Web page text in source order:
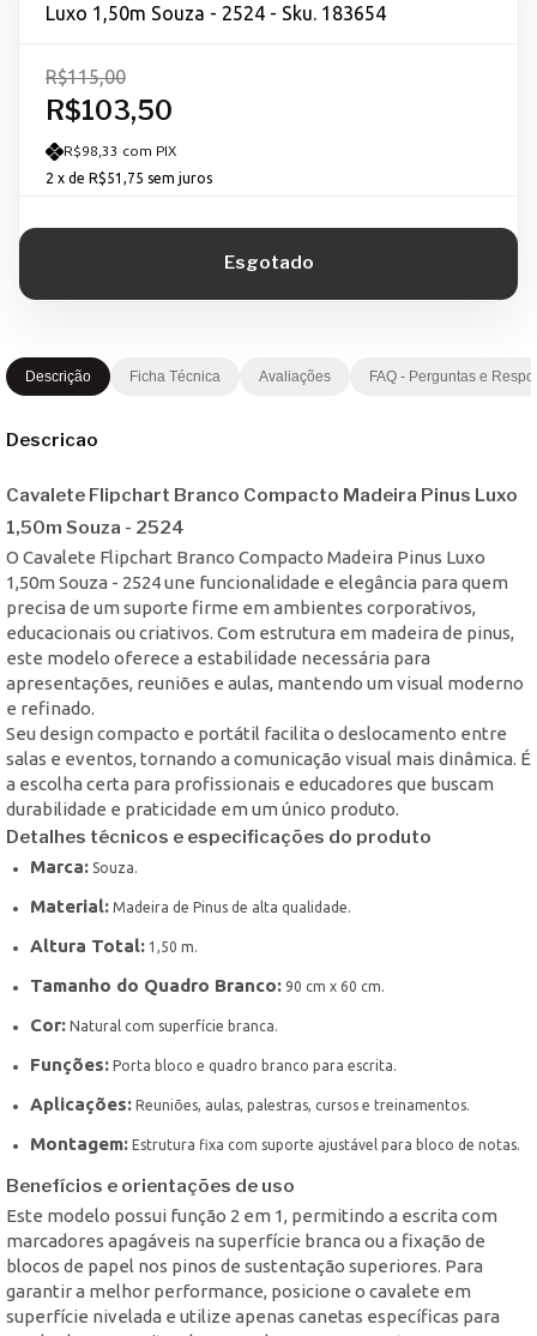
Luxo 1,50m Souza - 2524 - Sku. 183654
R$103,50
R$115,00
R$98,33 com PIX
2 x de R$51,75 sem juros
Descrição Ficha Técnica Avaliações FAQ - Perguntas e
Descricao
Cavalete Flipchart Branco Compacto Madeira Pinus Luxo
1,50m Souza - 2524
O Cavalete Flipchart Branco Compacto Madeira Pinus Luxo
1,50m Souza - 2524 une funcionalidade e elegância para quem
precisa de um suporte firme em ambientes corporativos,
educacionais ou criativos. Com estrutura em madeira de pinus,
este modelo oferece a estabilidade necessária para
apresentações, reuniões e aulas, mantendo um visual moderno
e refinado.
Seu design compacto e portátil facilita o deslocamento entre
salas e eventos, tornando a comunicação visual mais dinâmica. É
a escolha certa para profissionais e educadores que buscam
durabilidade e praticidade em um único produto.
Detalhes técnicos e especificações do produto
Marca: Souza.
Material: Madeira de Pinus de alta qualidade.
Altura Total: 1,50 m.
Tamanho do Quadro Branco: 90 cm x 60 cm.
Cor: Natural com superfície branca.
Funções: Porta bloco e quadro branco para escrita.
Aplicações: Reuniões, aulas, palestras, cursos e treinamentos.
Montagem: Estrutura fixa com suporte ajustável para bloco de notas.
Benefícios e orientações de uso
Este modelo possui função 2 em 1, permitindo a escrita com
marcadores apagáveis na superfície branca ou a fixação de
blocos de papel nos pinos de sustentação superiores. Para
garantir a melhor performance, posicione o cavalete em
superfície nivelada e utilize apenas canetas específicas para